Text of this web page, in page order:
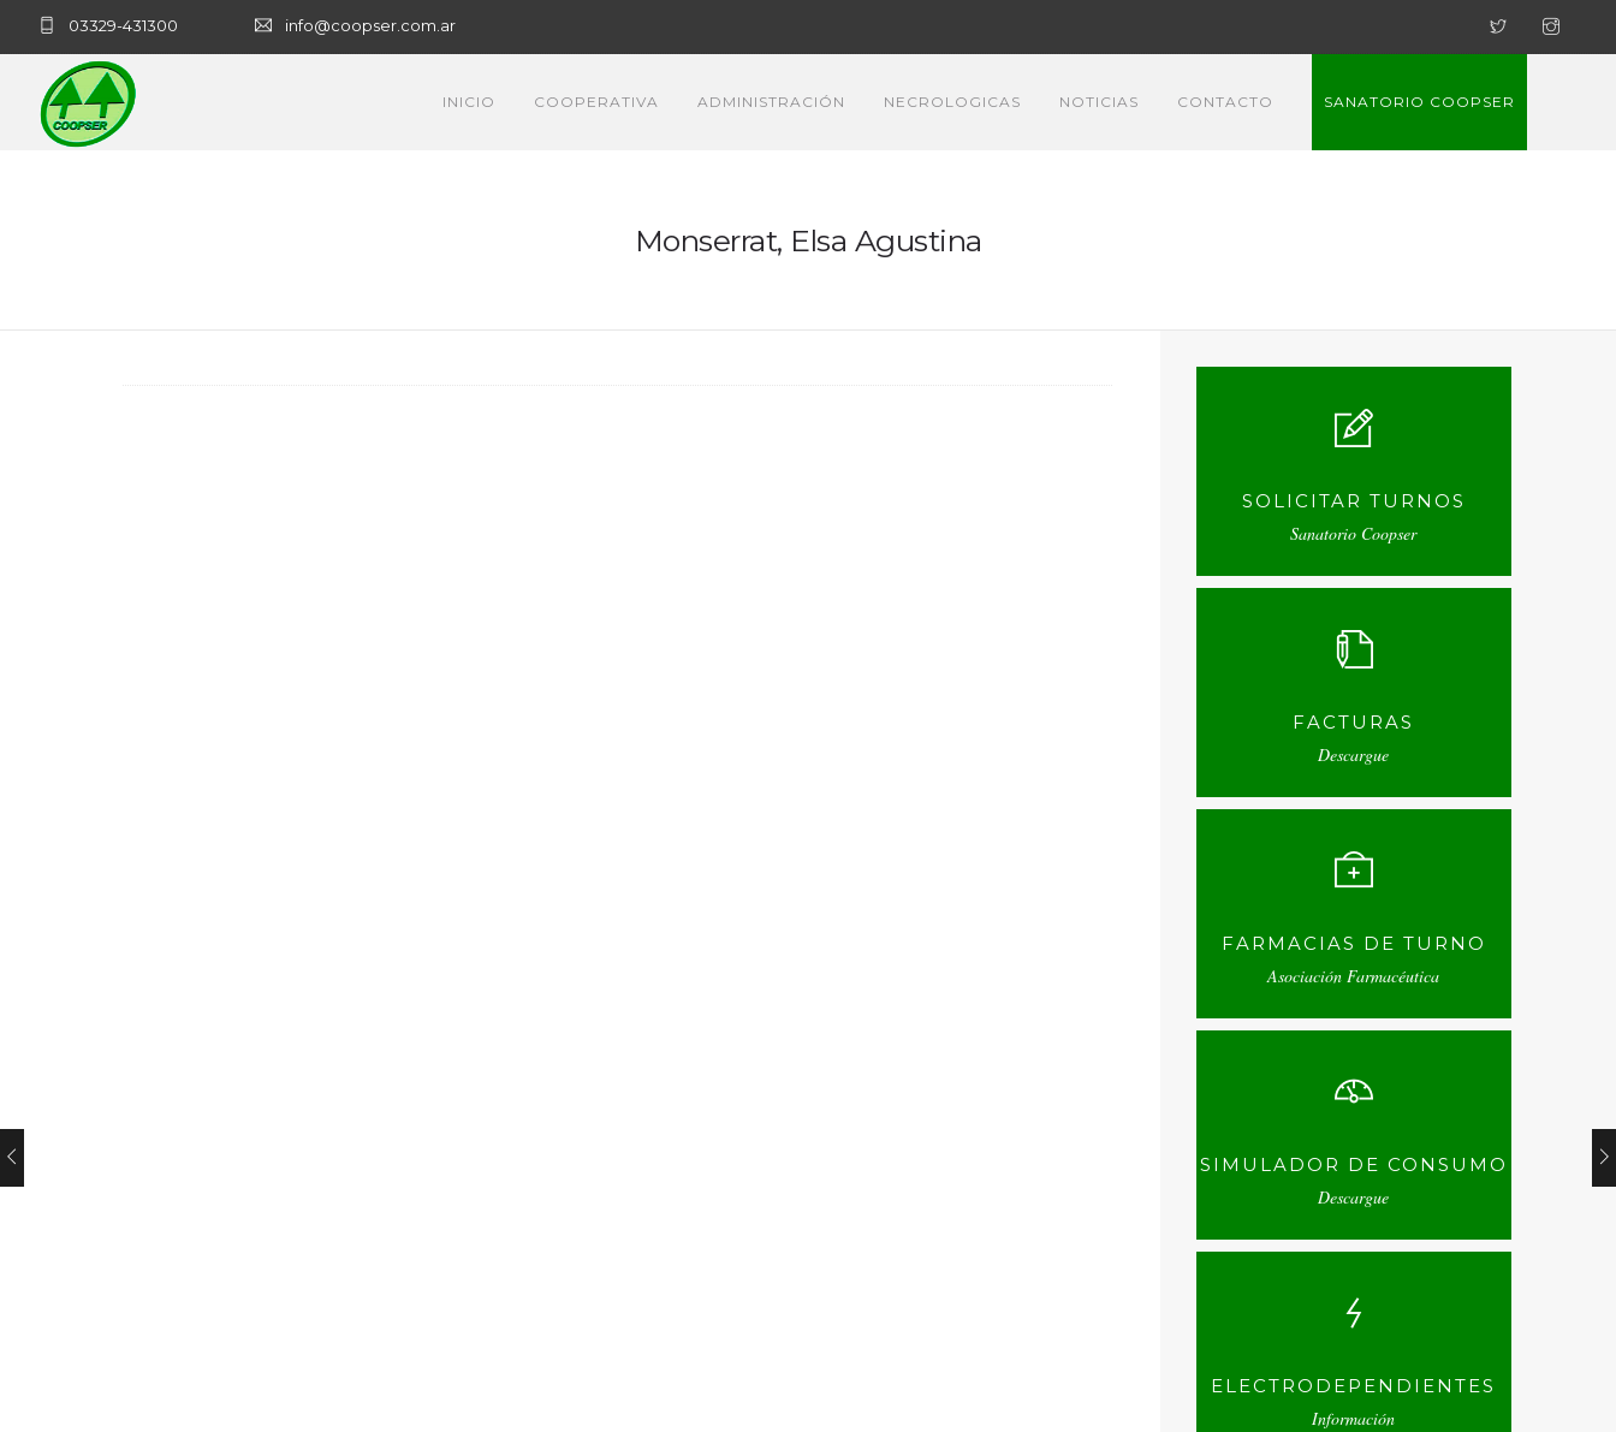
03329-431300 info@coopser.com.ar
INICIO COOPERATIVA ADMINISTRACIÓN NECROLOGICAS NOTICIAS CONTACTO SANATORIO COOPSER
Monserrat, Elsa Agustina
SOLICITAR TURNOS
Sanatorio Coopser
FACTURAS
Descargue
FARMACIAS DE TURNO
Asociación Farmacéutica
SIMULADOR DE CONSUMO
Descargue
ELECTRODEPENDIENTES
Información